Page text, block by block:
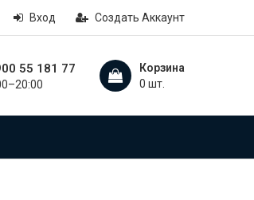
Создать Аккаунт
Вход
Корзина
0 шт.
55 181 77